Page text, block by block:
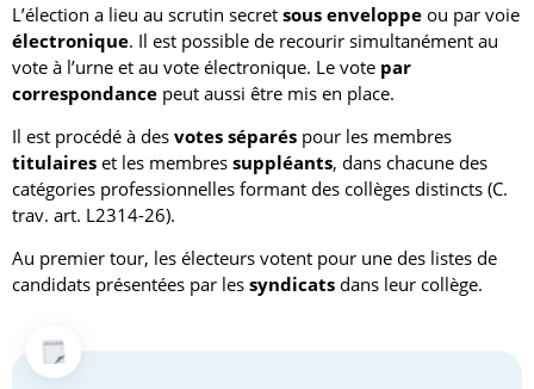
L’élection a lieu au scrutin secret sous enveloppe ou par voie
électronique. Il est possible de recourir simultanément au
vote à l’urne et au vote électronique. Le vote par
correspondance peut aussi être mis en place.
Il est procédé à des votes séparés pour les membres
titulaires et les membres suppléants, dans chacune des
catégories professionnelles formant des collèges distincts (C.
trav. art. L2314-26).
Au premier tour, les électeurs votent pour une des listes de
candidats présentées par les syndicats dans leur collège.